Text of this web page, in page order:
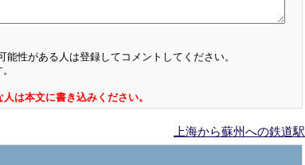
性がある人は登録してコメントしてください。
は本文に書き込みください。
上海から蘇州への鉄道駅